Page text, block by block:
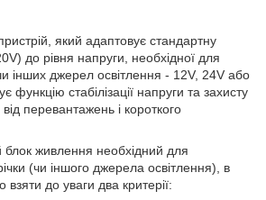
який адаптовує стандартну
до рівня напруги, необхідної для
інших джерел освітлення - 12V, 24V або
функцію стабілізації напруги та захисту
від перевантажень і короткого
живлення необхідний для
(чи іншого джерела освітлення), в
взяти до уваги два критерії: